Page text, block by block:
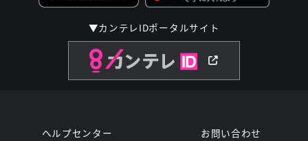
▼カンテレIDポータルサイト
ヘルプセンター お問い合わせ